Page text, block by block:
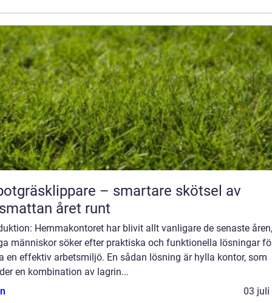
– smartare skötsel av
året runt
Hemmakontoret har blivit allt vanligare de senaste
människor söker efter praktiska och funktionella lösningar
en effektiv arbetsmiljö. En sådan lösning är hylla kontor, som
en kombination av lagrin...
03 juli